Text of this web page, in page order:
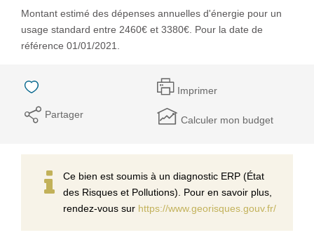
Montant estimé des dépenses annuelles d'énergie pour un
usage standard entre 2460€ et 3380€. Pour la date de
référence 01/01/2021.
Imprimer
Partager Calculer mon budget
Ce bien est soumis à un diagnostic ERP (État
des Risques et Pollutions). Pour en savoir plus,
rendez-vous sur https://www.georisques.gouv.fr/